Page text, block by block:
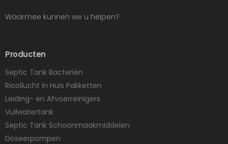
Waarmee kunnen we u helpen?
Producten
Septic Tank Bacteriën
Rioollucht in Huis Pakketten
Leiding- en Afvoerreinigers
Vuilwatertank
Septic Tank Schoonmaakmiddelen
Doseerpompen